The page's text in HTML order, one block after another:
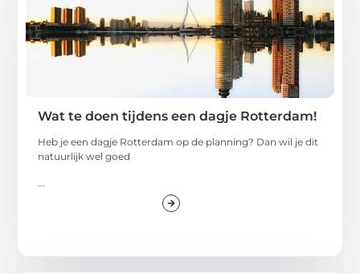
Wat te doen tijdens een dagje Rotterdam!
Heb je een dagje Rotterdam op de planning? Dan wil je dit
natuurlijk wel goed